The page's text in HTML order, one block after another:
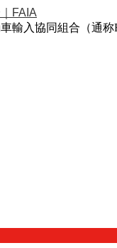
輸入協同組合（通